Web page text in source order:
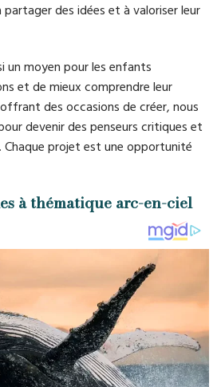
des idées et à valoriser leur
un moyen pour les enfants
et de mieux comprendre leur
des occasions de créer, nous
devenir des penseurs critiques et
projet est une opportunité
à thématique arc-en-ciel